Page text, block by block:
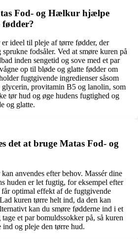
Fod- og Hælkur hjælpe
fødder?
ideel til pleje af tørre fødder, der
fodsåler. Ved at smøre kuren på
inden sengetid og sove med et par
op til bløde og glatte fødder om
fugtgivende ingredienser såsom
provitamin B5 og lanolin, som
tør hud og øge hudens fugtighed og
og glatte.
det at bruge Matas Fod- og
anvendes efter behov. Massér dine
huden er let fugtig, for eksempel efter
optimal effekt af de fugtgivende
kuren tørre helt ind, da den kan
kan du smøre fødderne ind i et
et par bomuldssokker på, så kuren
og pleje den tørre hud.